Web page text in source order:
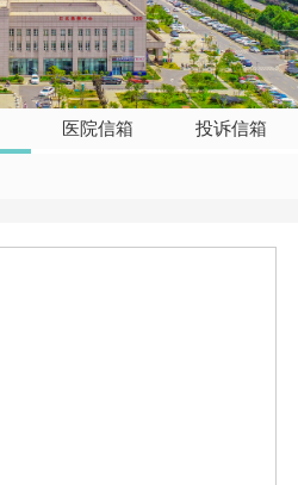
医院信箱 投诉信箱